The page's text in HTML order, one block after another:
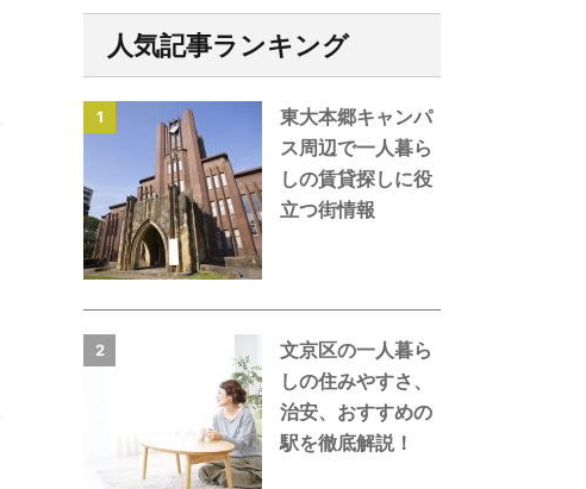
人気記事ランキング
1
東大本郷キャンパ
ス周辺で一人暮ら
しの賃貸探しに役
立つ街情報
2
文京区の一人暮ら
しの住みやすさ、
治安、おすすめの
駅を徹底解説！